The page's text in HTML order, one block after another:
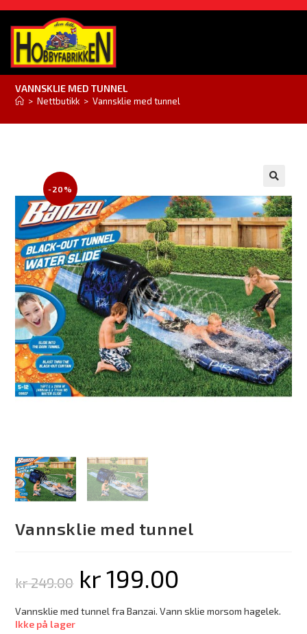
VANNSKLIE MED TUNNEL
> Nettbutikk > Vannsklie med tunnel
-20%
Vannsklie med tunnel
kr249.00 kr199.00
Vannsklie med tunnel fra Banzai. Vann sklie morsom hagelek.
Ikke på lager